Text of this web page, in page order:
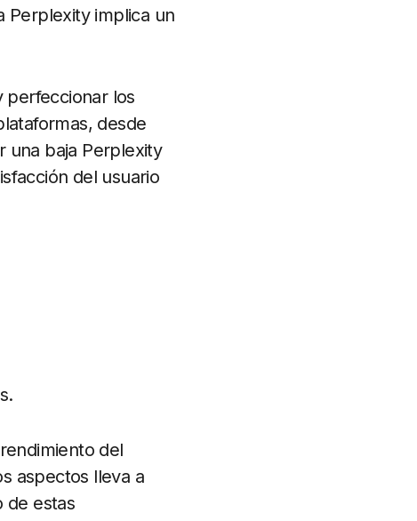
Perplexity implica un
perfeccionar los
desde
una baja Perplexity
del usuario
del
aspectos lleva a
de estas